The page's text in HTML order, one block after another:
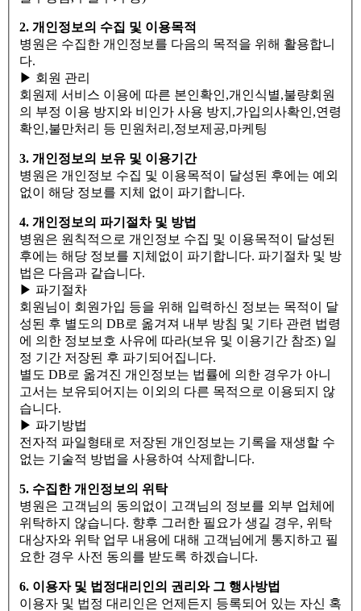
2. 개인정보의 수집 및 이용목적
병원은 수집한 개인정보를 다음의 목적을 위해 활용합니
다.
▶ 회원 관리
회원제 서비스 이용에 따른 본인확인,개인식별,불량회원
의 부정 이용 방지와 비인가 사용 방지,가입의사확인,연령
확인,불만처리 등 민원처리,정보제공,마케팅
3. 개인정보의 보유 및 이용기간
병원은 개인정보 수집 및 이용목적이 달성된 후에는 예외
없이 해당 정보를 지체 없이 파기합니다.
4. 개인정보의 파기절차 및 방법
병원은 원칙적으로 개인정보 수집 및 이용목적이 달성된
후에는 해당 정보를 지체없이 파기합니다. 파기절차 및 방
법은 다음과 같습니다.
▶ 파기절차
회원님이 회원가입 등을 위해 입력하신 정보는 목적이 달
성된 후 별도의 DB로 옮겨져 내부 방침 및 기타 관련 법령
에 의한 정보보호 사유에 따라(보유 및 이용기간 참조) 일
정 기간 저장된 후 파기되어집니다.
별도 DB로 옮겨진 개인정보는 법률에 의한 경우가 아니
고서는 보유되어지는 이외의 다른 목적으로 이용되지 않
습니다.
▶ 파기방법
전자적 파일형태로 저장된 개인정보는 기록을 재생할 수
없는 기술적 방법을 사용하여 삭제합니다.
5. 수집한 개인정보의 위탁
병원은 고객님의 동의없이 고객님의 정보를 외부 업체에
위탁하지 않습니다. 향후 그러한 필요가 생길 경우, 위탁
대상자와 위탁 업무 내용에 대해 고객님에게 통지하고 필
요한 경우 사전 동의를 받도록 하겠습니다.
6. 이용자 및 법정대리인의 권리와 그 행사방법
이용자 및 법정 대리인은 언제든지 등록되어 있는 자신 혹